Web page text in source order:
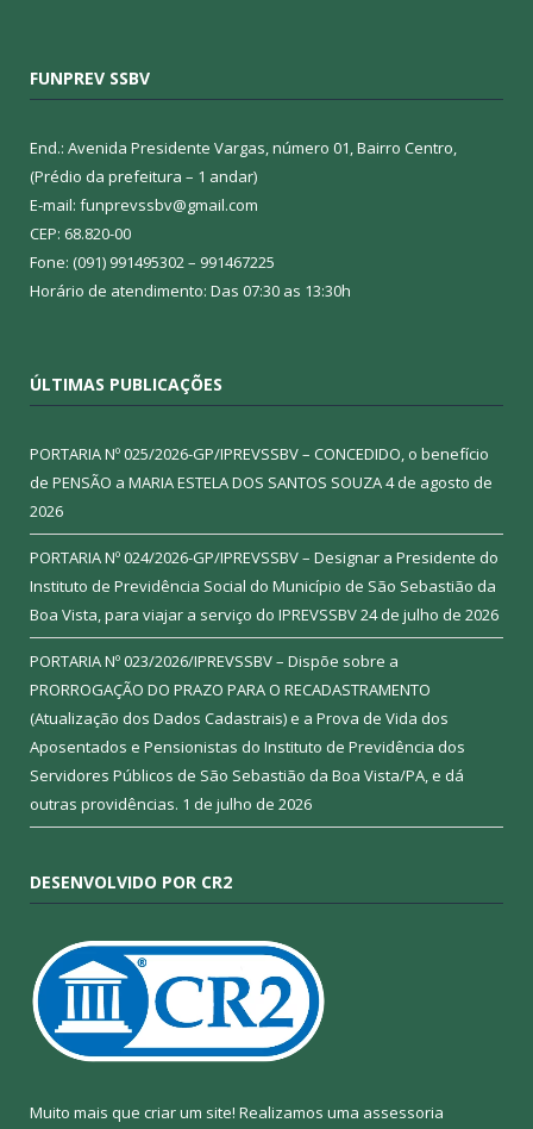
FUNPREV SSBV
End.: Avenida Presidente Vargas, número 01, Bairro Centro,
(Prédio da prefeitura – 1 andar)
E-mail: funprevssbv@gmail.com
CEP: 68.820-00
Fone: (091) 991495302 – 991467225
Horário de atendimento: Das 07:30 as 13:30h
ÚLTIMAS PUBLICAÇÕES
PORTARIA Nº 025/2026-GP/IPREVSSBV – CONCEDIDO, o benefício
de PENSÃO a MARIA ESTELA DOS SANTOS SOUZA4 de agosto de
2026
PORTARIA Nº 024/2026-GP/IPREVSSBV – Designar a Presidente do
Instituto de Previdência Social do Município de São Sebastião da
Boa Vista, para viajar a serviço do IPREVSSBV24 de julho de 2026
PORTARIA Nº 023/2026/IPREVSSBV – Dispõe sobre a
PRORROGAÇÃO DO PRAZO PARA O RECADASTRAMENTO
(Atualização dos Dados Cadastrais) e a Prova de Vida dos
Aposentados e Pensionistas do Instituto de Previdência dos
Servidores Públicos de São Sebastião da Boa Vista/PA, e dá
outras providências. 1 de julho de 2026
DESENVOLVIDO POR CR2
Muito mais que criar um site! Realizamos uma assessoria